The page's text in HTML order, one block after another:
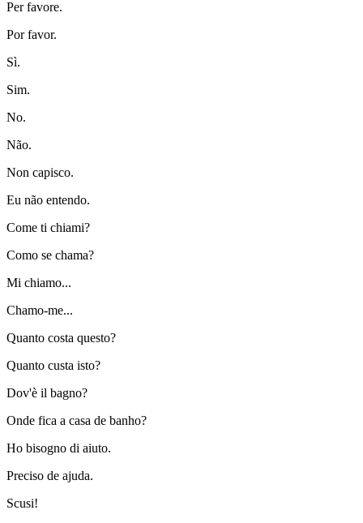
Per favore.
Por favor.
Sì.
Sim.
No.
Não.
Non capisco.
Eu não entendo.
Come ti chiami?
Como se chama?
Mi chiamo...
Chamo-me...
Quanto costa questo?
Quanto custa isto?
Dov'è il bagno?
Onde fica a casa de banho?
Ho bisogno di aiuto.
Preciso de ajuda.
Scusi!